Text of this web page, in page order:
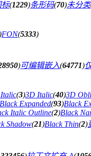
标(1229)条形码(70)未分类
)FON(5333)
)可编辑嵌入(64771)
(3)3D Italic(40)3D
Black Expanded(93)Black
Italic Outline(2)Black
Shadow(21)Black Thin(2)